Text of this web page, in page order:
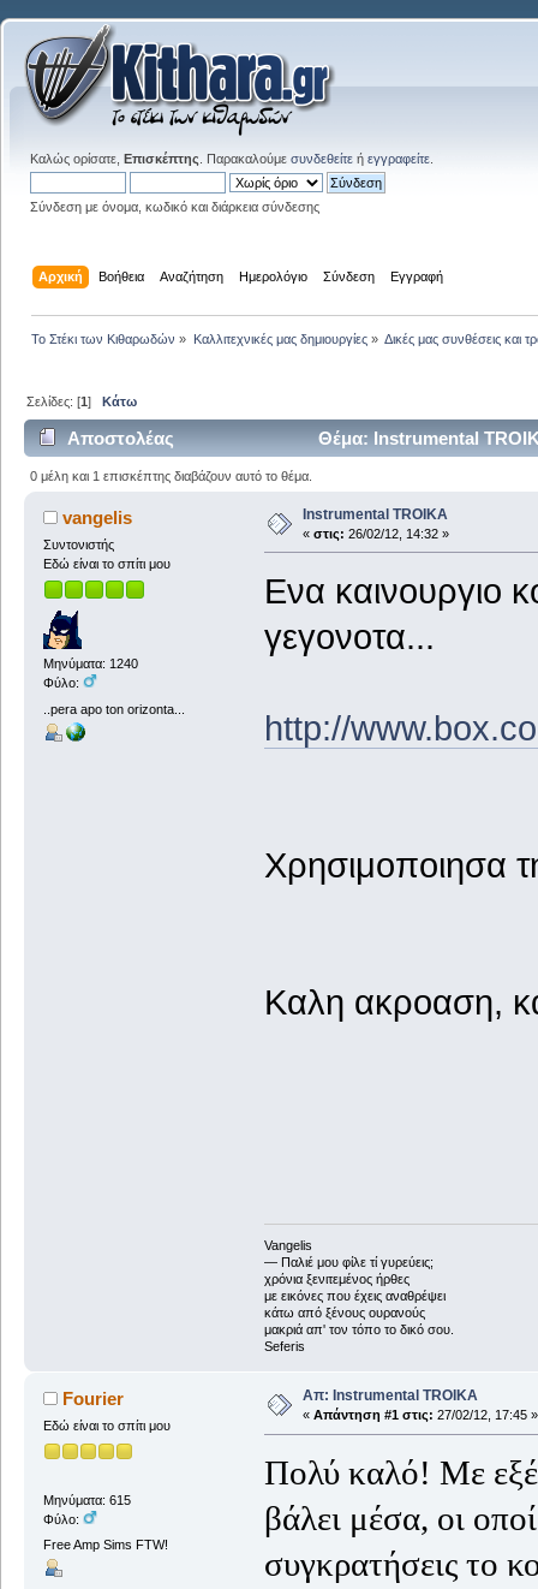
Καλώς ορίσατε, Επισκέπτης . Παρακαλούμε συνδεθείτε ή εγγραφείτε
Σύνδεση με όνομα, κωδικό και διάρκεια σύνδεσης
Αρχική Βοήθεια Αναζήτηση Ημερολόγιο Σύνδεση Εγγραφή
Το Στέκι των Κιθαρωδών » Καλλιτεχνικές μας δημιουργίες» Δικές μας συνθέσεις και
Σελίδες: [1]Κάτω
Αποστολέας Θέμα: Instrumental
0 μέλη και 1 επισκέπτης διαβάζουν αυτό το θέμα.
vangelis
Συντονιστής
Εδώ είναι το σπίτι μου
Μηνύματα: 1240
Φύλο:
..pera apo ton orizonta...
Instrumental TROIKA
« στις: 26/02/12, 14:32 »
Ενα καινουργιο
γεγονοτα...
http://
Χρησιμοποιησα
Καλη ακροαση,
Vangelis
― Παλιέ μου φίλε τί γυρεύεις;
χρόνια ξενιτεμένος ήρθες
με εικόνες που έχεις αναθρέψει
κάτω από ξένους ουρανούς
μακριά απ' τον τόπο το δικό σου.
Seferis
Fourier
Εδώ είναι το σπίτι μου
Μηνύματα: 615
Φύλο:
Free Amp Sims FTW!
Απ: Instrumental TROIKA
« Απάντηση #1 στις: 27/02/12, 17:45 »
Πολύ καλό! Με
βάλει μέσα, οι
συγκρατήσεις το